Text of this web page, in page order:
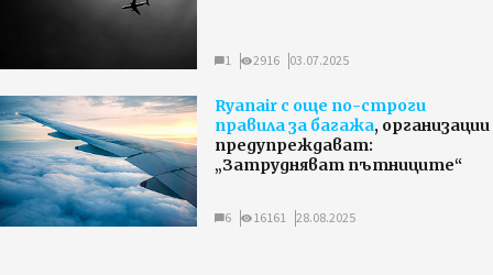
1 2916 03.07.2025
Ryanair с още по-строги
правила за багажа, организации
предупреждават:
„Затрудняват пътниците“
6 16161 28.08.2025